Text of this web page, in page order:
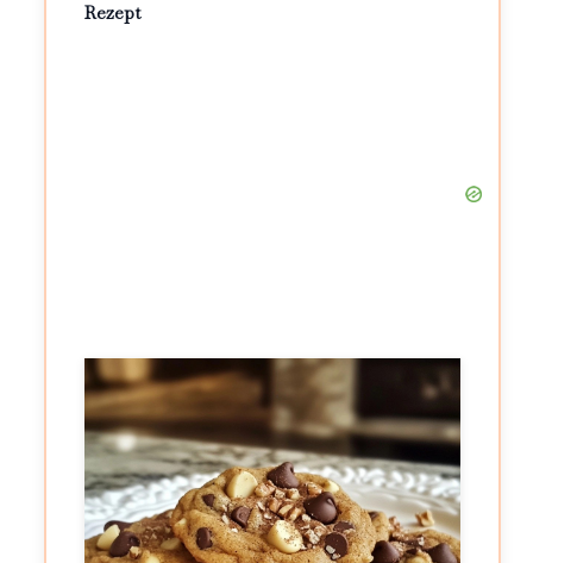
Rezept